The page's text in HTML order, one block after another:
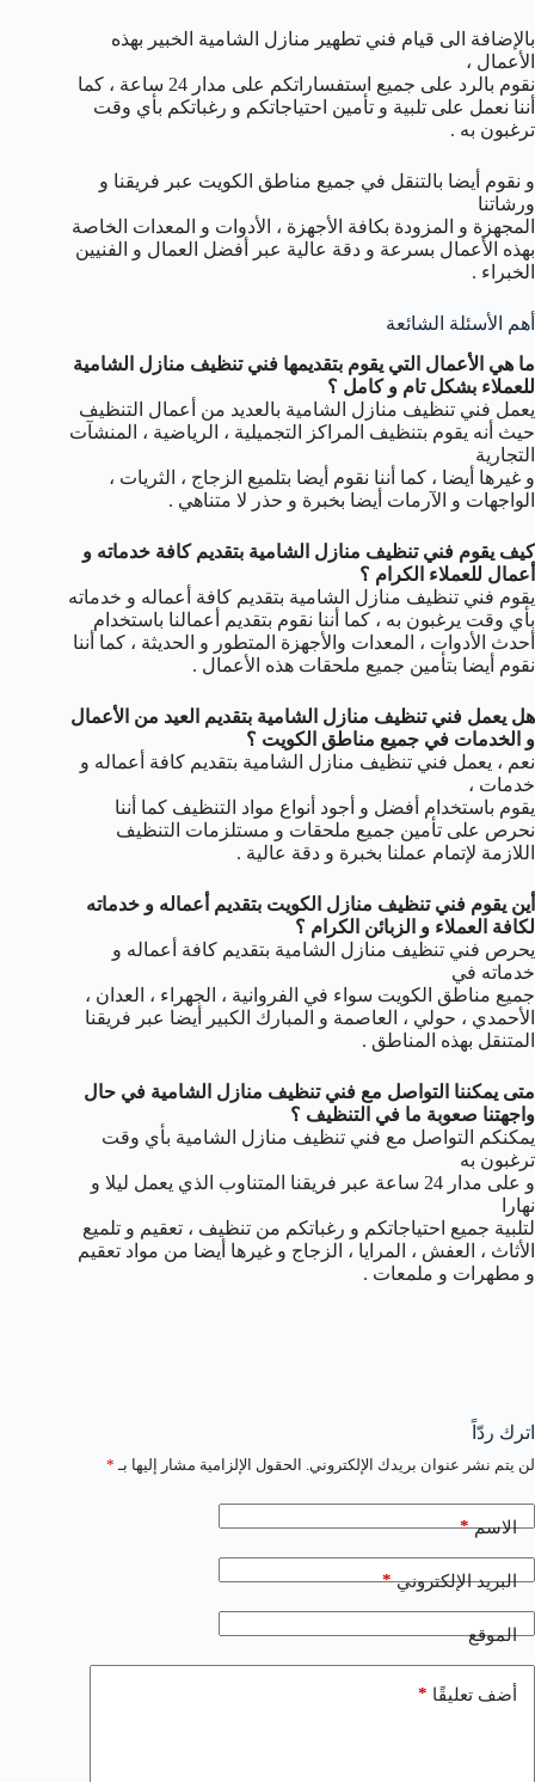
بالإضافة الى قيام فني تطهير منازل الشامية الخبير بهذه
الأعمال ،
نقوم بالرد على جميع استفساراتكم على مدار 24 ساعة ، كما
أننا نعمل على تلبية و تأمين احتياجاتكم و رغباتكم بأي وقت
ترغبون به .
و نقوم أيضا بالتنقل في جميع مناطق الكويت عبر فريقنا و
ورشاتنا
المجهزة و المزودة بكافة الأجهزة ، الأدوات و المعدات الخاصة
بهذه الأعمال بسرعة و دقة عالية عبر أفضل العمال و الفنيين
الخبراء .
أهم الأسئلة الشائعة
ما هي الأعمال التي يقوم بتقديمها فني تنظيف منازل الشامية
للعملاء بشكل تام و كامل ؟
يعمل فني تنظيف منازل الشامية بالعديد من أعمال التنظيف
حيث أنه يقوم بتنظيف المراكز التجميلية ، الرياضية ، المنشآت
التجارية
و غيرها أيضا ، كما أننا نقوم أيضا بتلميع الزجاج ، الثريات ،
الواجهات و الآرمات أيضا بخبرة و حذر لا متناهي .
كيف يقوم فني تنظيف منازل الشامية بتقديم كافة خدماته و
أعمال للعملاء الكرام ؟
يقوم فني تنظيف منازل الشامية بتقديم كافة أعماله و خدماته
بأي وقت يرغبون به ، كما أننا نقوم بتقديم أعمالنا باستخدام
أحدث الأدوات ، المعدات والأجهزة المتطور و الحديثة ، كما أننا
نقوم أيضا بتأمين جميع ملحقات هذه الأعمال .
هل يعمل فني تنظيف منازل الشامية بتقديم العيد من الأعمال
و الخدمات في جميع مناطق الكويت ؟
نعم ، يعمل فني تنظيف منازل الشامية بتقديم كافة أعماله و
خدمات ،
يقوم باستخدام أفضل و أجود أنواع مواد التنظيف كما أننا
نحرص على تأمين جميع ملحقات و مستلزمات التنظيف
اللازمة لإتمام عملنا بخبرة و دقة عالية .
أين يقوم فني تنظيف منازل الكويت بتقديم أعماله و خدماته
لكافة العملاء و الزبائن الكرام ؟
يحرص فني تنظيف منازل الشامية بتقديم كافة أعماله و
خدماته في
جميع مناطق الكويت سواء في الفروانية ، الجهراء ، العدان ،
الأحمدي ، حولي ، العاصمة و المبارك الكبير أيضا عبر فريقنا
المتنقل بهذه المناطق .
متى يمكننا التواصل مع فني تنظيف منازل الشامية في حال
واجهتنا صعوبة ما في التنظيف ؟
يمكنكم التواصل مع فني تنظيف منازل الشامية بأي وقت
ترغبون به
و على مدار 24 ساعة عبر فريقنا المتناوب الذي يعمل ليلا و
نهارا
لتلبية جميع احتياجاتكم و رغباتكم من تنظيف ، تعقيم و تلميع
الأثاث ، العفش ، المرايا ، الزجاج و غيرها أيضا من مواد تعقيم
و مطهرات و ملمعات .
اترك ردّاً
لن يتم نشر عنوان بريدك الإلكتروني. الحقول الإلزامية مشار إليها بـ *
الاسم*
البريد الإلكتروني*
الموقع
أضف تعليقًا *